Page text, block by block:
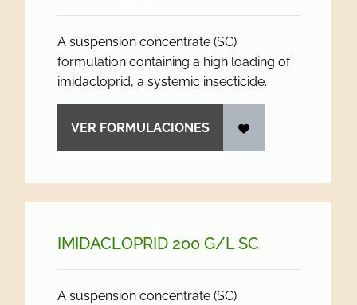
A suspension concentrate (SC)
formulation containing a high loading of
imidacloprid, a systemic insecticide.
VER FORMULACIONES
IMIDACLOPRID 200 G/L SC
A suspension concentrate (SC)